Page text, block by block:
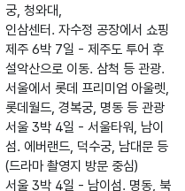
궁, 청와대,
인삼센터. 자수정 공장에서 쇼핑
제주 6박 7일 - 제주도 투어 후
설악산으로 이동. 삼척 등 관광.
서울에서 롯데 프리미엄 아울렛,
롯데월드, 경복궁, 명동 등 관광
서울 3박 4일 - 서울타워, 남이
섬. 에버랜드, 덕수궁, 남대문 등
(드라마 촬영지 방문 중심)
서울 3박 4일 - 남이섬. 명동, 북